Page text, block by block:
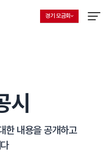
지회 선택 목록 열기
현재 선택된 지회
경기 모금회
시
한 내용을 공개하고